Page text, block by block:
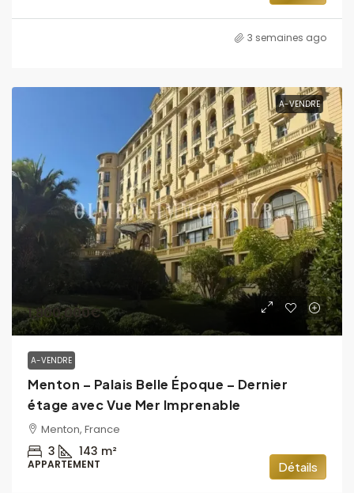
3 semaines ago
A-VENDRE
1,800,000€
A-VENDRE
Menton – Palais Belle Époque – Dernier
étage avec Vue Mer Imprenable
Menton, France
3 143 m²
APPARTEMENT Détails